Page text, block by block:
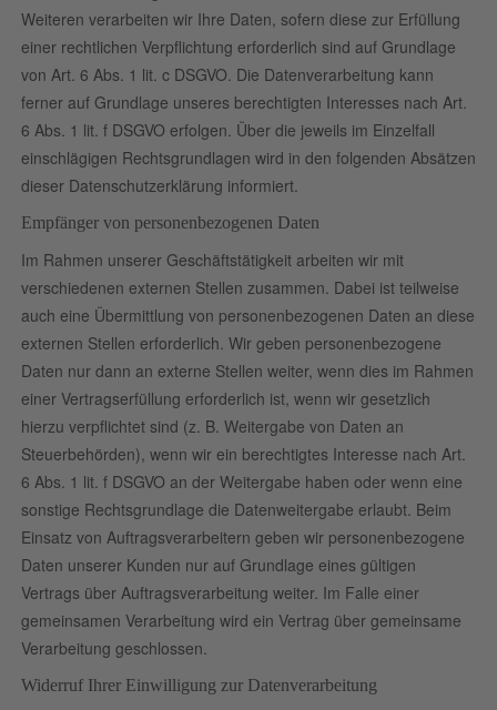
Weiteren verarbeiten wir Ihre Daten, sofern diese zur Erfüllung
einer rechtlichen Verpflichtung erforderlich sind auf Grundlage
von Art. 6 Abs. 1 lit. c DSGVO. Die Datenverarbeitung kann
ferner auf Grundlage unseres berechtigten Interesses nach Art.
6 Abs. 1 lit. f DSGVO erfolgen. Über die jeweils im Einzelfall
einschlägigen Rechtsgrundlagen wird in den folgenden Absätzen
dieser Datenschutzerklärung informiert.
Empfänger von personenbezogenen Daten
Im Rahmen unserer Geschäftstätigkeit arbeiten wir mit
verschiedenen externen Stellen zusammen. Dabei ist teilweise
auch eine Übermittlung von personenbezogenen Daten an diese
externen Stellen erforderlich. Wir geben personenbezogene
Daten nur dann an externe Stellen weiter, wenn dies im Rahmen
einer Vertragserfüllung erforderlich ist, wenn wir gesetzlich
hierzu verpflichtet sind (z. B. Weitergabe von Daten an
Steuerbehörden), wenn wir ein berechtigtes Interesse nach Art.
6 Abs. 1 lit. f DSGVO an der Weitergabe haben oder wenn eine
sonstige Rechtsgrundlage die Datenweitergabe erlaubt. Beim
Einsatz von Auftragsverarbeitern geben wir personenbezogene
Daten unserer Kunden nur auf Grundlage eines gültigen
Vertrags über Auftragsverarbeitung weiter. Im Falle einer
gemeinsamen Verarbeitung wird ein Vertrag über gemeinsame
Verarbeitung geschlossen.
Widerruf Ihrer Einwilligung zur Datenverarbeitung